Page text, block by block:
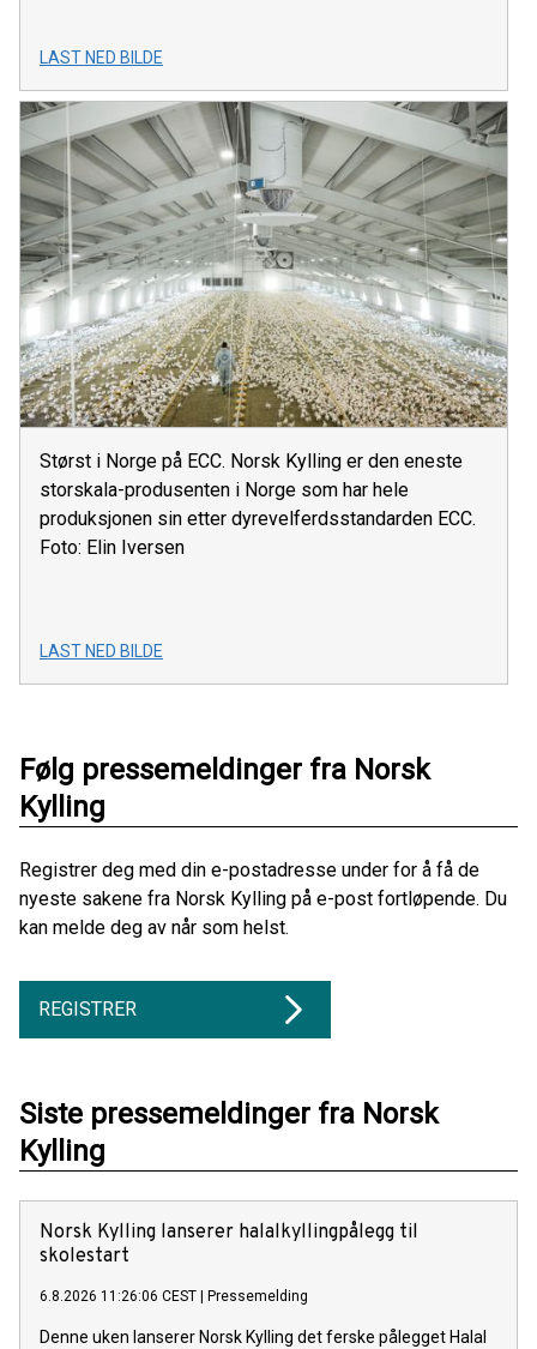
LAST NED BILDE
Størst i Norge på ECC. Norsk Kylling er den eneste
storskala-produsenten i Norge som har hele
produksjonen sin etter dyrevelferdsstandarden ECC.
Foto: Elin Iversen
LAST NED BILDE
Følg pressemeldinger fra Norsk
Kylling
Registrer deg med din e-postadresse under for å få de
nyeste sakene fra Norsk Kylling på e-post fortløpende. Du
kan melde deg av når som helst.
REGISTRER
Siste pressemeldinger fra Norsk
Kylling
Norsk Kylling lanserer halalkyllingpålegg til
skolestart
6.8.2026 11:26:06 CEST Pressemelding
Denne uken lanserer Norsk Kylling det ferske pålegget Halal